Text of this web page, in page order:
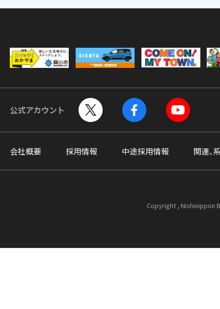
公式アカウント
会社概要 採用情報 中途採用情報 関連、
Copyright , Nishinippon